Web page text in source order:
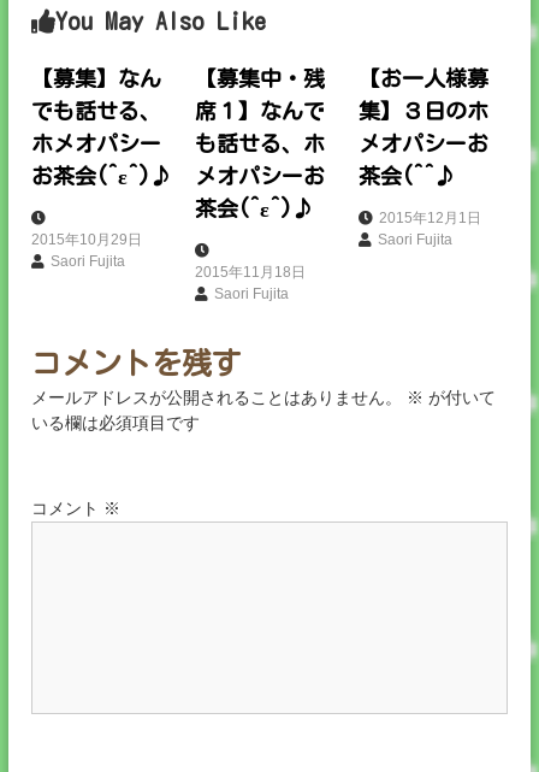
ビ
ゲ
ー
シ
ョ
You May Also Like
【募集】なん
でも話せる、
ホメオパシー
お茶会(^ε^)♪
2015年10月29日
Saori Fujita
【募集中・残
席１】なんで
も話せる、ホ
メオパシーお
茶会(^ε^)♪
2015年11月18日
Saori Fujita
【お一人様募
集】３日のホ
メオパシーお
茶会(^^♪
2015年12月1日
Saori Fujita
コメントを残す
メールアドレスが公開されることはありません。 ※ が付いて
いる欄は必須項目です
コメント ※